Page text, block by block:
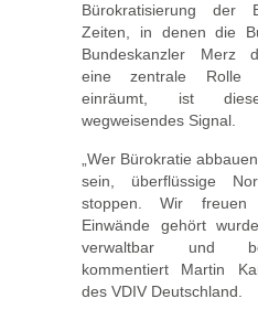
Bürokratisierung der
Zeiten, in denen die
Bundeskanzler Merz
eine zentrale Rolle
einräumt, ist
wegweisendes Signal.
„Wer Bürokratie
sein, überflüssige
stoppen. Wir
Einwände gehört
verwaltbar und
kommentiert Martin
des VDIV Deutschland.